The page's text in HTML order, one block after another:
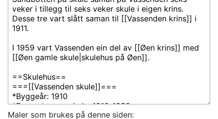
Maler som brukes på denne siden: